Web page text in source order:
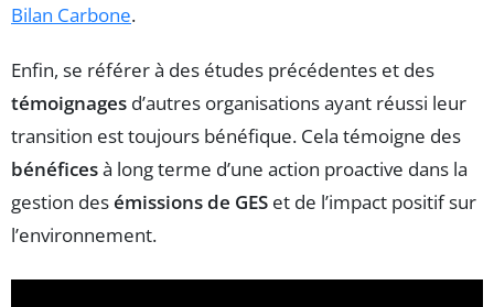
Bilan Carbone.
Enfin, se référer à des études précédentes et des
témoignages d’autres organisations ayant réussi leur
transition est toujours bénéfique. Cela témoigne des
bénéficesà long terme d’une action proactive dans la
gestion desémissions de GES et de l’impact positif sur
l’environnement.